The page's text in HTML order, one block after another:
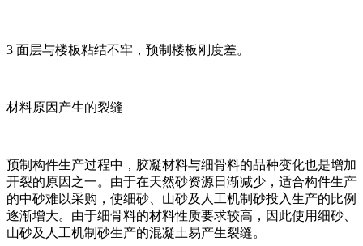
3 面层与楼板粘结不牢，预制楼板刚度差。
材料原因产生的裂缝
预制构件生产过程中，胶凝材料与细骨料的品种变化也是增加
开裂的原因之一。由于在天然砂资源日渐减少，适合构件生产
的中砂难以采购，使细砂、山砂及人工机制砂投入生产的比例
逐渐增大。由于细骨料的材料性质要求较高，因此使用细砂、
山砂及人工机制砂生产的混凝土易产生裂缝。